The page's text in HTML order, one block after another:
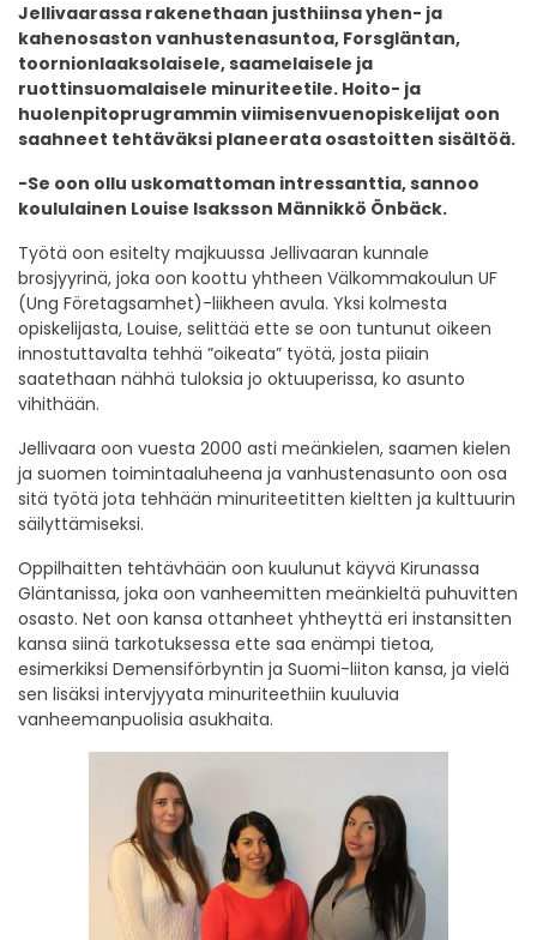
Jellivaarassa rakenethaan justhiinsa yhen- ja
kahenosaston vanhustenasuntoa, Forsgläntan,
toornionlaaksolaisele, saamelaisele ja
ruottinsuomalaisele minuriteetile. Hoito- ja
huolenpitoprugrammin viimisenvuenopiskelijat oon
saahneet tehtäväksi planeerata osastoitten sisältöä.
-Se oon ollu uskomattoman intressanttia, sannoo
koululainen Louise Isaksson Männikkö Önbäck.
Työtä oon esitelty majkuussa Jellivaaran kunnale
brosjyyrinä, joka oon koottu yhtheen Välkommakoulun UF
(Ung Företagsamhet)-liikheen avula. Yksi kolmesta
opiskelijasta, Louise, selittää ette se oon tuntunut oikeen
innostuttavalta tehhä ”oikeata” työtä, josta piiain
saatethaan nähhä tuloksia jo oktuuperissa, ko asunto
vihithään.
Jellivaara oon vuesta 2000 asti meänkielen, saamen kielen
ja suomen toimintaaluheena ja vanhustenasunto oon osa
sitä työtä jota tehhään minuriteetitten kieltten ja kulttuurin
säilyttämiseksi.
Oppilhaitten tehtävhään oon kuulunut käyvä Kirunassa
Gläntanissa, joka oon vanheemitten meänkieltä puhuvitten
osasto. Net oon kansa ottanheet yhtheyttä eri instansitten
kansa siinä tarkotuksessa ette saa enämpi tietoa,
esimerkiksi Demensiförbyntin ja Suomi-liiton kansa, ja vielä
sen lisäksi intervjyyata minuriteethiin kuuluvia
vanheemanpuolisia asukhaita.